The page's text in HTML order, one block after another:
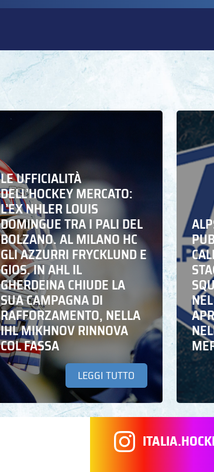
LE UFFICIALITÀ
DELL’HOCKEY MERCATO:
L’EX NHLER LOUIS
DOMINGUE TRA I PALI DEL
BOLZANO. AL MILANO HC
GLI AZZURRI FRYCKLUND E
GIOS. IN AHL IL
GHERDEINA CHIUDE LA
SUA CAMPAGNA DI
RAFFORZAMENTO, NELLA
IHL MIKHNOV RINNOVA
COL FASSA
LEGGI TUTTO